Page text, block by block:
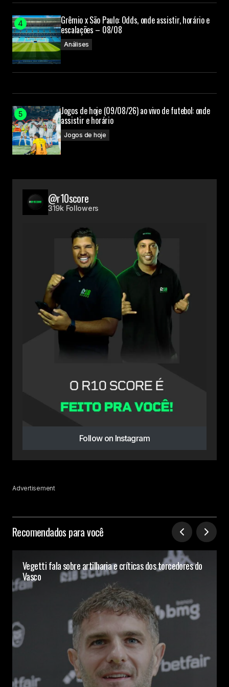
Grêmio x São Paulo: Odds, onde assistir, horário e
escalações – 08/08
Análises
Jogos de hoje (09/08/26) ao vivo de futebol: onde
assistir e horário
Jogos de hoje
@r10score
319k Followers
Follow on Instagram
Advertisement
Recomendados para você
Vegetti fala sobre artilharia e críticas dos torcedores do
Vasco